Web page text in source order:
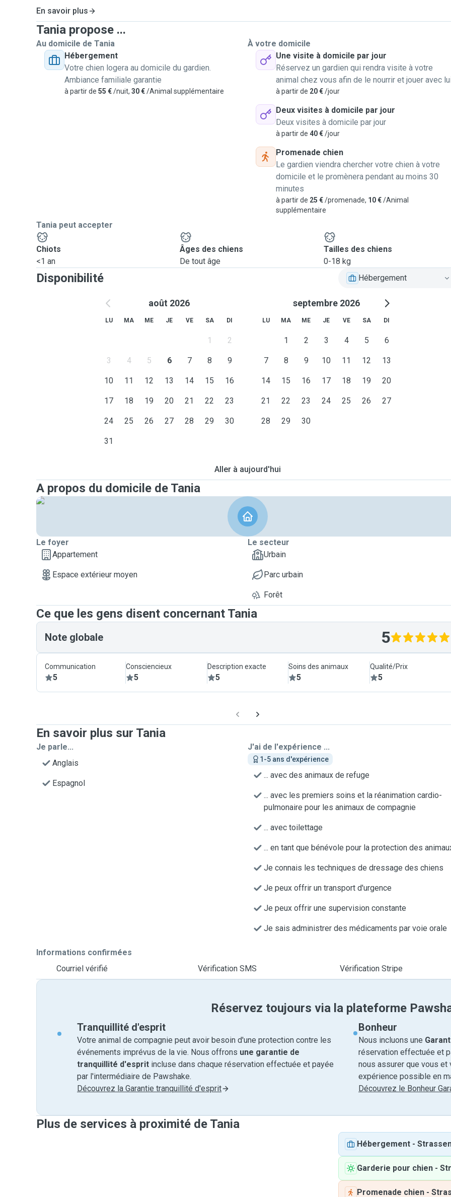
En savoir plus
Tania propose ...
Au domicile de Tania
Hébergement
Votre chien logera au domicile du gardien.
Ambiance familiale garantie
à partir de 55 €/nuit, 30 €/Animal supplémentaire
À votre domicile
Une visite à domicile par jour
Réservez un gardien qui rendra visite à votre
animal chez vous afin de le nourrir et jouer avec
à partir de 20 €/jour
Deux visites à domicile par jour
Deux visites à domicile par jour
à partir de 40 €/jour
Promenade chien
Le gardien viendra chercher votre chien à votre
domicile et le promènera pendant au moins 30
minutes
à partir de 25 €/promenade, 10 €/Animal
supplémentaire
Tania peut accepter
Chiots
<1 an
Âges des chiens
De tout âge
Tailles des chiens
0-18 kg
Disponibilité Hébergement
août 2026
LU MA ME JE VE SA DI
1 2
3 4 5 6 7 8 9
10 11 12 13 14 15 16
17 18 19 20 21 22 23
24 25 26 27 28 29 30
31
septembre 2026
LU MA ME JE VE SA DI
1 2 3 4 5 6
7 8 9 10 11 12 13
14 15 16 17 18 19 20
21 22 23 24 25 26 27
28 29 30
Aller à aujourd'hui
A propos du domicile de Tania
Le foyer
Appartement
Espace extérieur moyen
Le secteur
Urbain
Parc urbain
Forêt
Ce que les gens disent concernant Tania
Note globale 5
Communication
5
Consciencieux
5
Description exacte
5
Soins des animaux
5
Qualité/Prix
5
En savoir plus sur Tania
Je parle...
Anglais
Espagnol
J'ai de l'expérience ...
1-5 ans d'expérience
... avec des animaux de refuge
... avec les premiers soins et la réanimation cardio-
pulmonaire pour les animaux de compagnie
... avec toilettage
... en tant que bénévole pour la protection des
Je connais les techniques de dressage des chiens
Je peux offrir un transport d'urgence
Je peux offrir une supervision constante
Je sais administrer des médicaments par voie orale
Informations confirmées
Courriel vérifié
Vérification SMS Vérification Stripe
Réservez toujours via la plateforme
Tranquillité d'esprit
Votre animal de compagnie peut avoir besoin d'une protection contre les
événements imprévus de la vie. Nous offrons une garantie de
tranquillité d'esprit incluse dans chaque réservation effectuée et payée
par l'intermédiaire de Pawshake.
Découvrez la Garantie tranquillité d'esprit
Bonheur
Nous incluons une
réservation effectuée et
nous assurer que vous
expérience possible en
Découvrez le Bonheur
Plus de services à proximité de Tania
Hébergement -
Garderie pour chien -
Promenade chien -